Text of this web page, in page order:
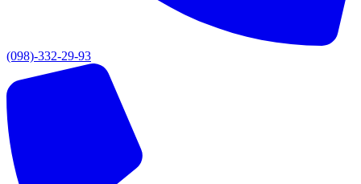
(098)-332-29-93